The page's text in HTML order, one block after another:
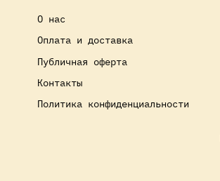
О нас
Оплата и доставка
Публичная оферта
Контакты
Политика конфиденциальности